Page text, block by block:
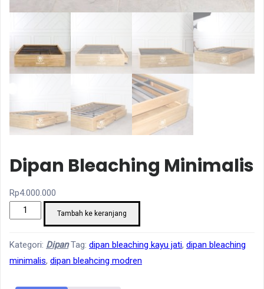
Dipan Bleaching Minimalis
Rp4.000.000
Kuantitas
Bleaching
Minimalis
Tambah ke keranjang
Kategori: Dipan Tag: dipan bleaching kayu jati, dipan bleaching
minimalis, dipan bleahcing modren